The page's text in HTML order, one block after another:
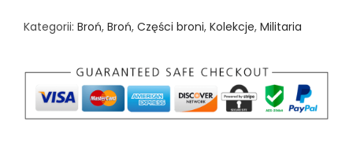
Kategorii: Broń, Broń, Części broni, Kolekcje, Militaria